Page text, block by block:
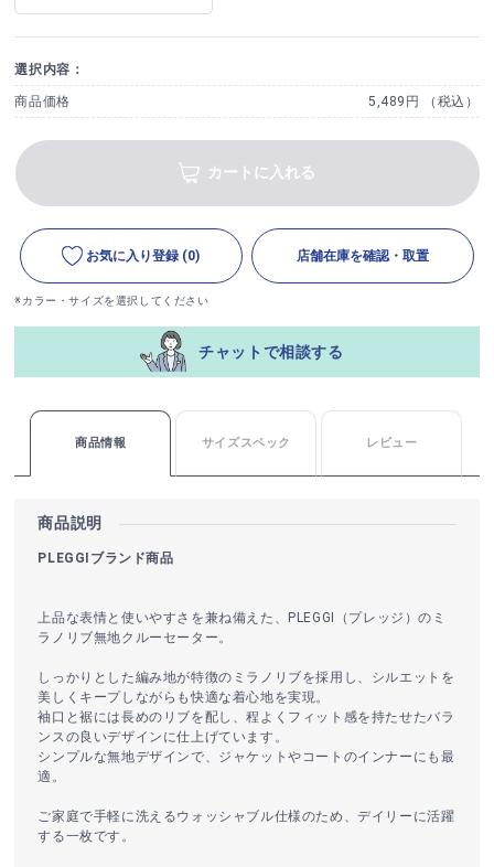
選択内容：
商品価格 5,489円 （税込）
カートに入れる
お気に入り登録 (0) 店舗在庫を確認・取置
※カラー・サイズを選択してください
チャットで相談する
商品情報 サイズスペック レビュー
商品説明
PLEGGIブランド商品
上品な表情と使いやすさを兼ね備えた、PLEGGI（プレッジ）のミ
ラノリブ無地クルーセーター。
しっかりとした編み地が特徴のミラノリブを採用し、シルエットを
美しくキープしながらも快適な着心地を実現。
袖口と裾には長めのリブを配し、程よくフィット感を持たせたバラ
ンスの良いデザインに仕上げています。
シンプルな無地デザインで、ジャケットやコートのインナーにも最
適。
ご家庭で手軽に洗えるウォッシャブル仕様のため、デイリーに活躍
する一枚です。